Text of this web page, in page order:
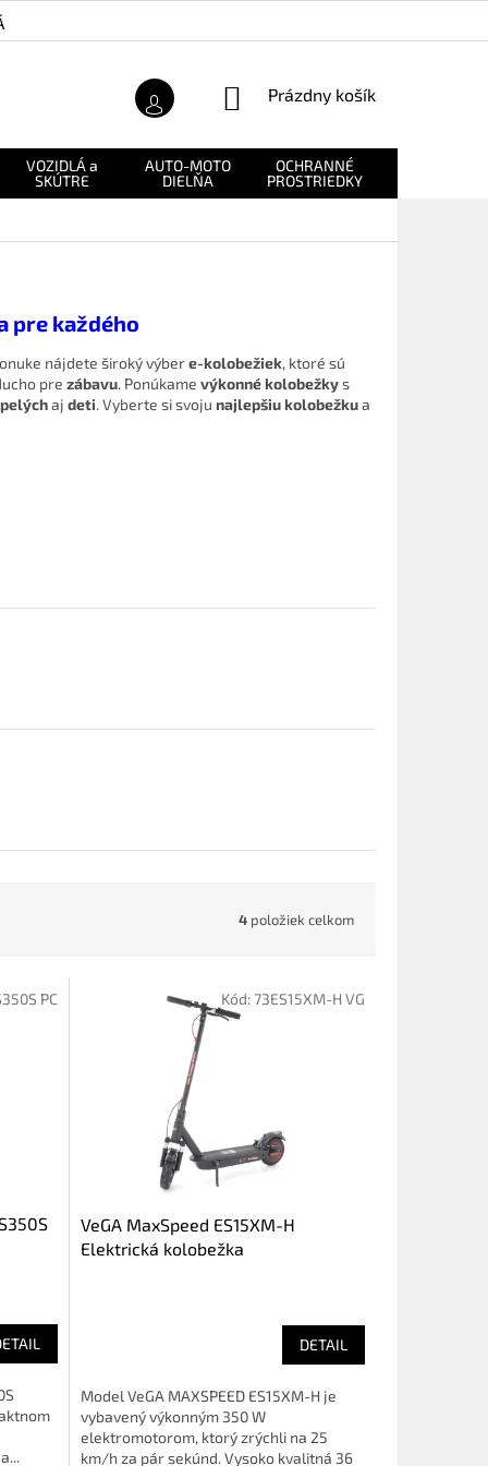
NÁKUPNÝ
Prázdny košík
VOZIDLÁ a
SKÚTRE
AUTO-MOTO
DIELŇA
OCHRANNÉ
PROSTRIEDKY
pre každého
nájdete široký výbere-kolobežiek, ktoré sú
pre zábavu. Ponúkame výkonné kolobežkys
aj deti. Vyberte si svoju najlepšiu kolobežkua
4 položiek celkom
PC
VeGA MaxSpeed ES15XM-H
Elektrická kolobežka
DETAIL
Model VeGA MAXSPEED ES15XM-H je
vybavený výkonným 350 W
elektromotorom, ktorý zrýchli na 25
km/h za pár sekúnd. Vysoko kvalitná 36
Kód:73ES15XM-H VG